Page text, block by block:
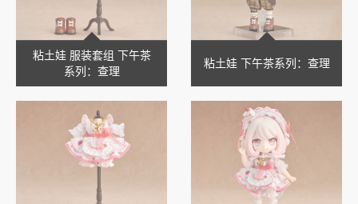
粘土娃 服装套组 下午茶
系列：查理
粘土娃 下午茶系列：查理